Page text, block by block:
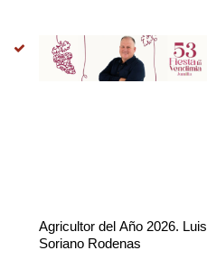
Agricultor del Año 2026. Luis
Soriano Rodenas